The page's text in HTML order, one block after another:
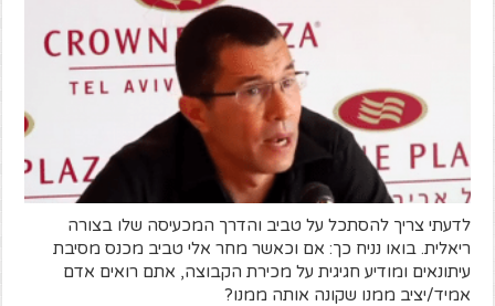
לדעתי צריך להסתכל על טביב והדרך המכעיסה שלו בצורה
ריאלית. בואו נניח כך: אם וכאשר מחר אלי טביב מכנס מסיבת
עיתונאים ומודיע חגיגית על מכירת הקבוצה, אתם רואים אדם
אמיד/יציב ממנו שקונה אותה ממנו?